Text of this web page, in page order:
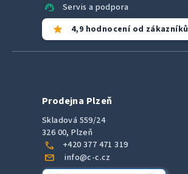
support_agent Servis a podpora
star 4,9 hodnocení od zákazníků
Prodejna Plzeň
Skladová 559/24
326 00, Plzeň
call +420 377 471 319
mail info@c-c.cz